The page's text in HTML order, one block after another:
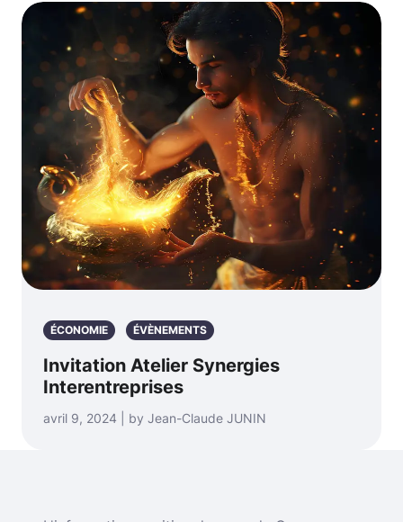
ÉCONOMIE ÉVÈNEMENTS
Invitation Atelier Synergies
Interentreprises
avril 9, 2024 | by Jean-Claude JUNIN